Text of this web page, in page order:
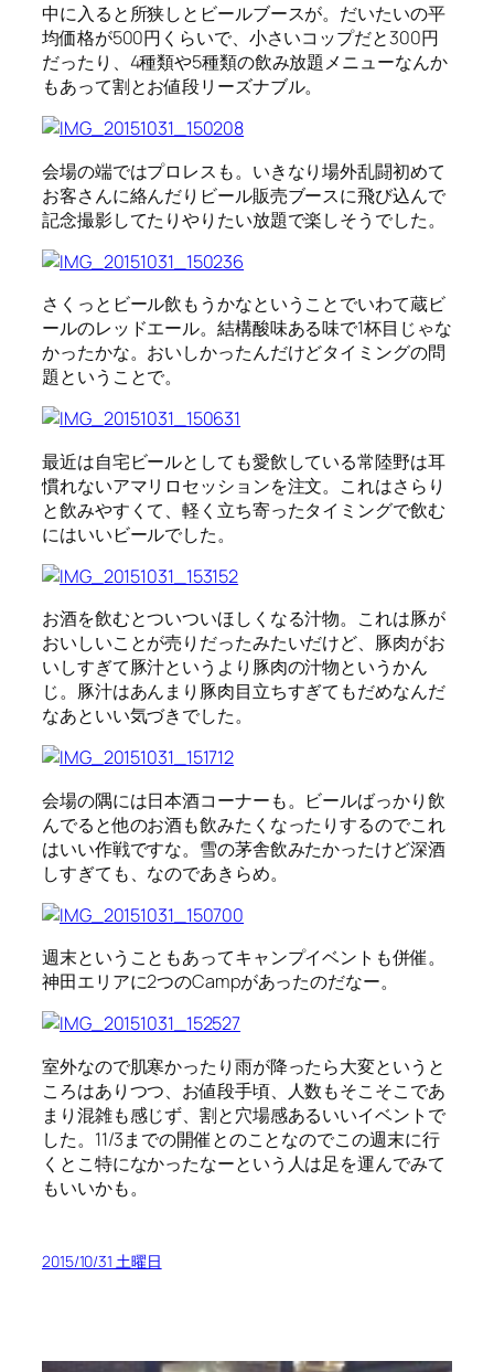
中に入ると所狭しとビールブースが。だいたいの平
均価格が500円くらいで、小さいコップだと300円
だったり、4種類や5種類の飲み放題メニューなんか
もあって割とお値段リーズナブル。
会場の端ではプロレスも。いきなり場外乱闘初めて
お客さんに絡んだりビール販売ブースに飛び込んで
記念撮影してたりやりたい放題で楽しそうでした。
さくっとビール飲もうかなということでいわて蔵ビ
ールのレッドエール。結構酸味ある味で1杯目じゃな
かったかな。おいしかったんだけどタイミングの問
題ということで。
最近は自宅ビールとしても愛飲している常陸野は耳
慣れないアマリロセッションを注文。これはさらり
と飲みやすくて、軽く立ち寄ったタイミングで飲む
にはいいビールでした。
お酒を飲むとついついほしくなる汁物。これは豚が
おいしいことが売りだったみたいだけど、豚肉がお
いしすぎて豚汁というより豚肉の汁物というかん
じ。豚汁はあんまり豚肉目立ちすぎてもだめなんだ
なあといい気づきでした。
会場の隅には日本酒コーナーも。ビールばっかり飲
んでると他のお酒も飲みたくなったりするのでこれ
はいい作戦ですな。雪の茅舎飲みたかったけど深酒
しすぎても、なのであきらめ。
週末ということもあってキャンプイベントも併催。
神田エリアに2つのCampがあったのだなー。
室外なので肌寒かったり雨が降ったら大変というと
ころはありつつ、お値段手頃、人数もそこそこであ
まり混雑も感じず、割と穴場感あるいいイベントで
した。11/3までの開催とのことなのでこの週末に行
くとこ特になかったなーという人は足を運んでみて
もいいかも。
2015/10/31 土曜日